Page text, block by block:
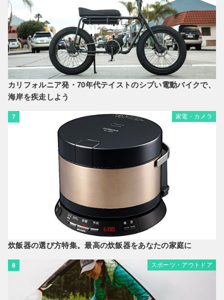
カリフォルニア発・70年代テイストのシブい電動バイクで、
海岸を疾走しよう
7 家電・カメラ
炊飯器の選び方特集。最高の炊飯器をあなたの家庭に
8 スポーツ・アウトドア